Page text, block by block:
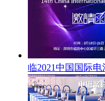
临2021中国国际